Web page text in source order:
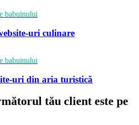
babuinului
uri culinare
babuinului
uri din aria turistică
tău client este pe